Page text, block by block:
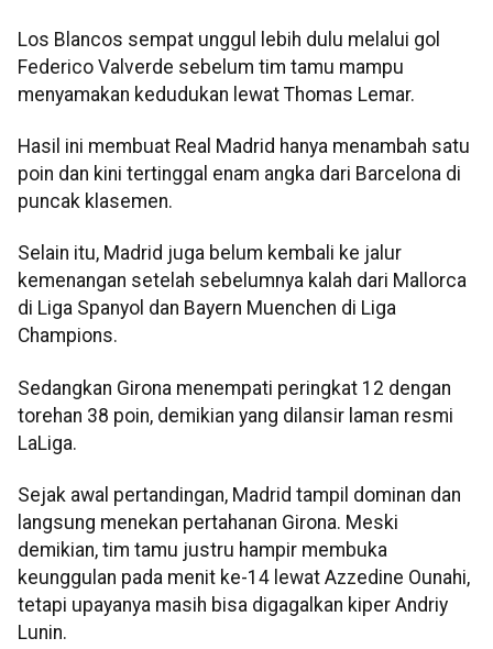
Los Blancos sempat unggul lebih dulu melalui gol
Federico Valverde sebelum tim tamu mampu
menyamakan kedudukan lewat Thomas Lemar.
Hasil ini membuat Real Madrid hanya menambah satu
poin dan kini tertinggal enam angka dari Barcelona di
puncak klasemen.
Selain itu, Madrid juga belum kembali ke jalur
kemenangan setelah sebelumnya kalah dari Mallorca
di Liga Spanyol dan Bayern Muenchen di Liga
Champions.
Sedangkan Girona menempati peringkat 12 dengan
torehan 38 poin, demikian yang dilansir laman resmi
LaLiga.
Sejak awal pertandingan, Madrid tampil dominan dan
langsung menekan pertahanan Girona. Meski
demikian, tim tamu justru hampir membuka
keunggulan pada menit ke-14 lewat Azzedine Ounahi,
tetapi upayanya masih bisa digagalkan kiper Andriy
Lunin.